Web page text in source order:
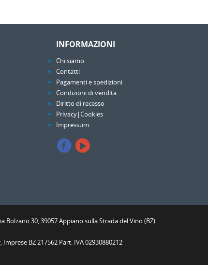
INFORMAZIONI
Chi siamo
Contatti
Pagamenti e spedizioni
Condizioni di vendita
Diritto di recesso
Privacy|Cookies
Impressum
Bolzano 30, 39057 Appiano sulla Strada del Vino (BZ)
Imprese BZ 217562 Part. IVA 02930880212